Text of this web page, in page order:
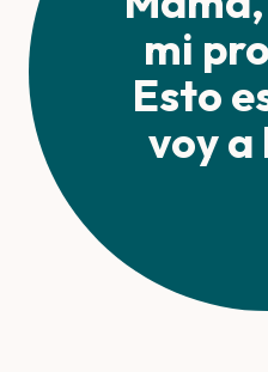
mi
Esto
voy a